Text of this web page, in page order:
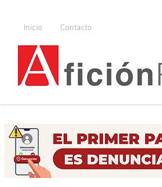
Inicio Contacto